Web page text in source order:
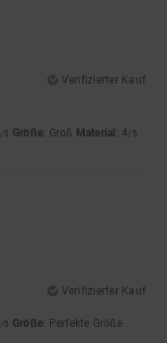
Verifizierter Kauf
/5 Größe: Groß Material : 4/5
Verifizierter Kauf
/5 Größe: Perfekte Größe